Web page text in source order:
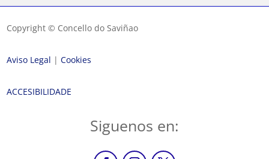
Copyright © Concello do Saviñao
Aviso Legal |Cookies
ACCESIBILIDADE
Siguenos en: